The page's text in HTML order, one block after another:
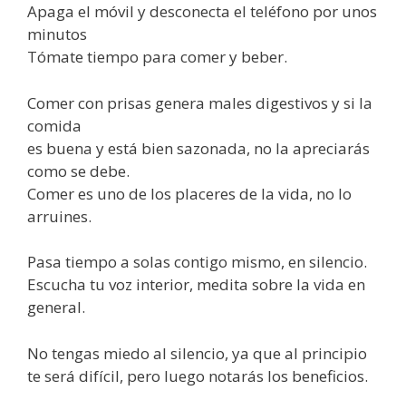
Apaga el móvil y desconecta el teléfono por unos
minutos
Tómate tiempo para comer y beber.
Comer con prisas genera males digestivos y si la
comida
es buena y está bien sazonada, no la apreciarás
como se debe.
Comer es uno de los placeres de la vida, no lo
arruines.
Pasa tiempo a solas contigo mismo, en silencio.
Escucha tu voz interior, medita sobre la vida en
general.
No tengas miedo al silencio, ya que al principio
te será difícil, pero luego notarás los beneficios.